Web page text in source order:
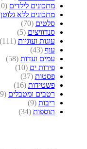
מתכונים לילדים (10)
מתכונים ללא גלוטן
סלטים (70)
סנדוויצים (5)
עוגות ועוגיות (111)
עוף (43)
עמים ועדות (58)
פירות ים (10)
פסטות (37)
פשטידות (16)
רטבים ומטבלים (19)
ריבות (9)
תוספות (34)